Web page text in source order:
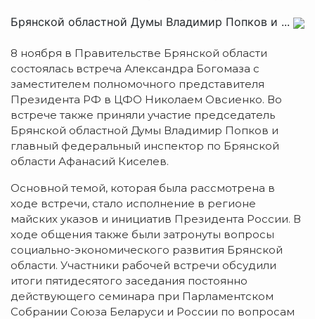
Брянской областной Думы Владимир Попков и ...
8 ноября в Правительстве Брянской области
состоялась встреча Александра Богомаза с
заместителем полномочного представителя
Президента РФ в ЦФО Николаем Овсиенко. Во
встрече также приняли участие председатель
Брянской областной Думы Владимир Попков и
главный федеральный инспектор по Брянской
области Афанасий Киселев.
Основной темой, которая была рассмотрена в
ходе встречи, стало исполнение в регионе
майских указов и инициатив Президента России. В
ходе общения также были затронуты вопросы
социально-экономического развития Брянской
области. Участники рабочей встречи обсудили
итоги пятидесятого заседания постоянно
действующего семинара при Парламентском
Собрании Союза Беларуси и России по вопросам